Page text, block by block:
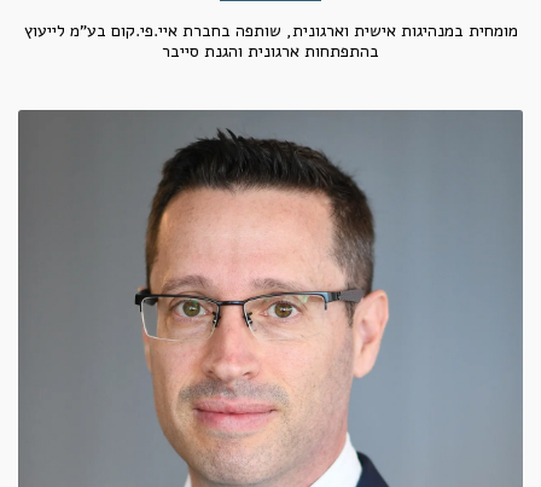
מומחית במנהיגות אישית וארגונית, שותפה בחברת איי.פי.קום בע"מ לייעוץ
בהתפתחות ארגונית והגנת סייבר